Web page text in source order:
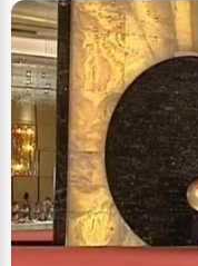
自己学校里经常出状元，那
一动想考状元的念头，"而且
是那个状元呢，心里会特别
前，总有人问成绩优秀的高
着，但高鹏心里边，确实非常憧憬这个状元呢
来，高鹏憧憬这个状元好几
高鹏激动万分，一直如在梦
梦想实现的时候，那种成就感是难以言喻的。
小，是因为他只有十七岁，
一般孩子早一年，加上五年
两岁多，同学们亲昵的称呼他"年轻人"。 尽管有一
脸上写满了单纯和稚嫩，没
斑。高鹏说，在班级里，他
们都明白的事情我就是拐不
白，于是大家都很照顾我。"